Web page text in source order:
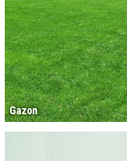
Gazon